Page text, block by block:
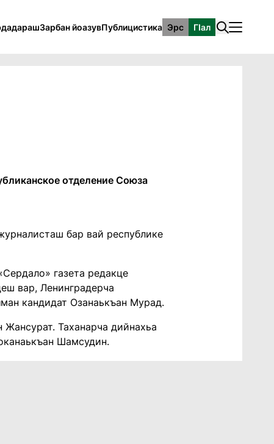
Зарбан йоазувПублицистика Эрс ГӀал
отделение Союза
бар вай республике
газета редакце
вар, Ленинградерча
кандидат Озанаькъан Мурад.
Таханарча дийнахьа
Шамсудин.